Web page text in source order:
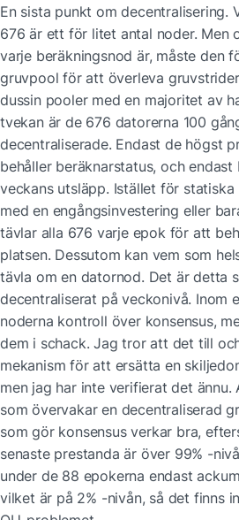
En sista punkt om decentralisering.
676 är ett för litet antal noder. Men
varje beräkningsnod är, måste den
gruvpool för att överleva
dussin pooler med en majoritet av
tvekan är de 676 datorerna 100
decentraliserade. Endast de högst
behåller beräknarstatus, och
veckans utsläpp. Istället för
med en engångsinvestering eller
tävlar alla 676 varje epok för att
platsen. Dessutom kan vem som
tävla om en datornod. Det är detta
decentraliserat på veckonivå. Inom
noderna kontroll över konsensus,
dem i schack. Jag tror att det till
mekanism för att ersätta en
men jag har inte verifierat det ännu.
som övervakar en decentraliserad
som gör konsensus verkar bra,
senaste prestanda är över 99% -
under de 88 epokerna endast
vilket är på 2% -nivån, så det finns